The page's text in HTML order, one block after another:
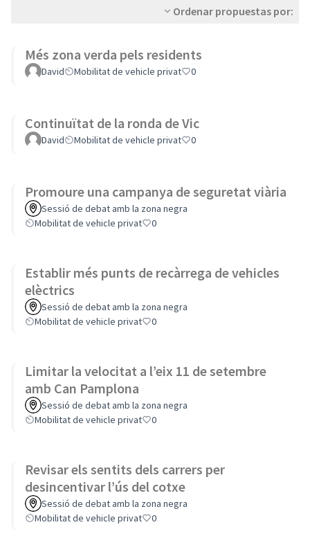
Ordenar propuestas por:
Més zona verda pels residents
David Mobilitat de vehicle privat 0
Continuïtat de la ronda de Vic
David Mobilitat de vehicle privat 0
Promoure una campanya de seguretat viària
Sessió de debat amb la zona negra
Mobilitat de vehicle privat
0
Establir més punts de recàrrega de vehicles
elèctrics
Sessió de debat amb la zona negra
Mobilitat de vehicle privat
0
Limitar la velocitat a l’eix 11 de setembre
amb Can Pamplona
Sessió de debat amb la zona negra
Mobilitat de vehicle privat
0
Revisar els sentits dels carrers per
desincentivar l’ús del cotxe
Sessió de debat amb la zona negra
Mobilitat de vehicle privat
0